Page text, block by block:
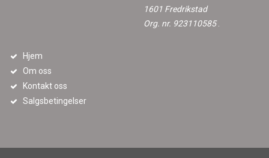
1601 Fredrikstad
Org. nr. 923110585
Hjem
Om oss
Kontakt oss
Salgsbetingelser